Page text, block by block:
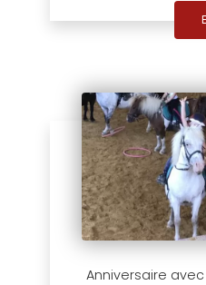
Anniversaire